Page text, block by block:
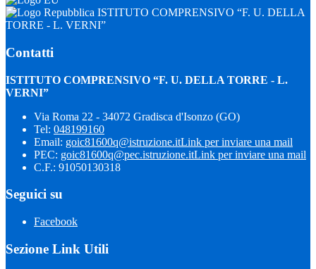
ISTITUTO COMPRENSIVO “F. U. DELLA
TORRE - L. VERNI”
Contatti
ISTITUTO COMPRENSIVO “F. U. DELLA TORRE - L.
VERNI”
Via Roma 22 - 34072 Gradisca d'Isonzo (GO)
Tel: 048199160
Email: goic81600q@istruzione.itLink per inviare una mail
PEC: goic81600q@pec.istruzione.itLink per inviare una mail
C.F.: 91050130318
Seguici su
Facebook
Sezione Link Utili